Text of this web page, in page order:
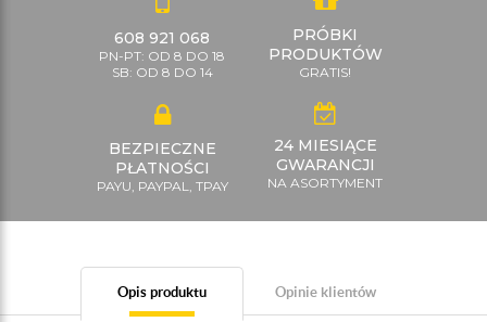
608 921 068
PN-PT: OD 8 DO 18
SB: OD 8 DO 14
PRÓBKI
PRODUKTÓW
GRATIS!
BEZPIECZNE
PŁATNOŚCI
PAYU, PAYPAL, TPAY
24 MIESIĄCE
GWARANCJI
NA ASORTYMENT
Opis produktu Opinie klientów